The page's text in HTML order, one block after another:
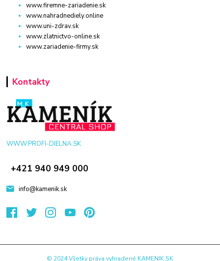
www.firemne-zariadenie.sk
www.nahradnediely.online
www.uni-zdrav.sk
www.zlatnictvo-online.sk
www.zariadenie-firmy.sk
Kontakty
WWW.PROFI-DIELNA.SK
+421 940 949 000
info@kamenik.sk
© 2024 Všetky práva vyhradené KAMENIK.SK